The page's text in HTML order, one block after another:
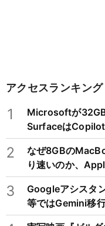
アクセスランキング
1
Microsoftが
Surfaceは
2
なぜ8GBの
り速いのか、
3
Googleアシスタ
等ではGemini移